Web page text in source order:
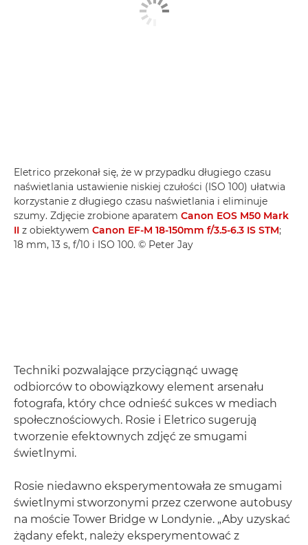
Eletrico przekonał się, że w przypadku długiego czasu
naświetlania ustawienie niskiej czułości (ISO 100) ułatwia
korzystanie z długiego czasu naświetlania i eliminuje
szumy. Zdjęcie zrobione aparatem Canon EOS M50 Mark
II z obiektywem Canon EF-M 18-150mm f/3.5-6.3 IS STM;
18 mm, 13 s, f/10 i ISO 100. © Peter Jay
Techniki pozwalające przyciągnąć uwagę
odbiorców to obowiązkowy element arsenału
fotografa, który chce odnieść sukces w mediach
społecznościowych. Rosie i Eletrico sugerują
tworzenie efektownych zdjęć ze smugami
świetlnymi.
Rosie niedawno eksperymentowała ze smugami
świetlnymi stworzonymi przez czerwone autobusy
na moście Tower Bridge w Londynie. „Aby uzyskać
żądany efekt, należy eksperymentować z